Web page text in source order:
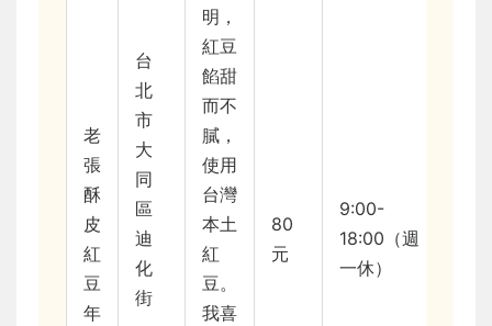
老
張
酥
皮
紅
豆
年
台
北
市
大
同
區
迪
化
街
明，
紅豆
餡甜
而不
膩，
使用
台灣
本土
紅
豆。
我喜
80
元
9:00-
18:00（週
一休）